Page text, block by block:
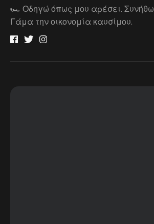
🏎 Οδηγώ όπως μου αρέσει.
Γάμα την οικονομία καυσίμου.